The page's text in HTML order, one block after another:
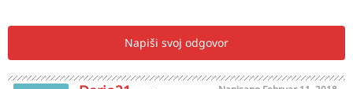
Napiši svoj odgovor